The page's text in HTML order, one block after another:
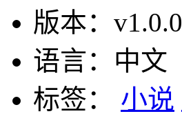
版本： v1.0.0
语言： 中文
标签：
小说